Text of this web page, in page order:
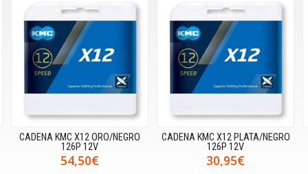
CADENA KMC X12 ORO/NEGRO
126P 12V
54,50€
CADENA KMC X12 PLATA/NEGRO
126P 12V
30,95€